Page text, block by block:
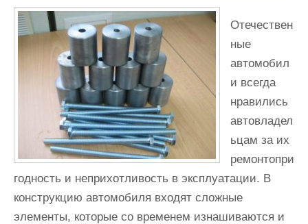
Отечествен
ные
автомобил
и всегда
нравились
автовладел
ьцам за их
ремонтопри
годность и неприхотливость в эксплуатации. В
конструкцию автомобиля входят сложные
элементы, которые со временем изнашиваются и